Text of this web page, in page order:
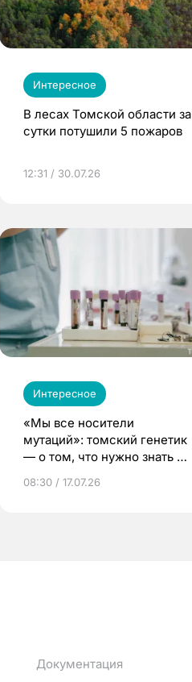
Интересное
В лесах Томской области за
сутки потушили 5 пожаров
12:31 / 30.07.26
Интересное
«Мы все носители
мутаций»: томский генетик
— о том, что нужно знать до
08:30 / 17.07.26
Документация